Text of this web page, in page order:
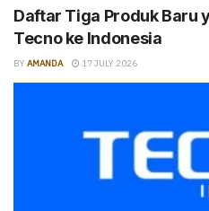
Daftar Tiga Produk Baru
Tecno ke Indonesia
BY AMANDA 17 JULY 2026